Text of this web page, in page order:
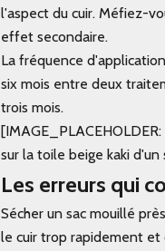
l'aspect du cuir. Méfiez-
effet secondaire.
La fréquence
six mois entre deux
trois mois.
sur la toile beige kaki
Les erreurs qui
Sécher un sac mouillé
le cuir trop rapidement et